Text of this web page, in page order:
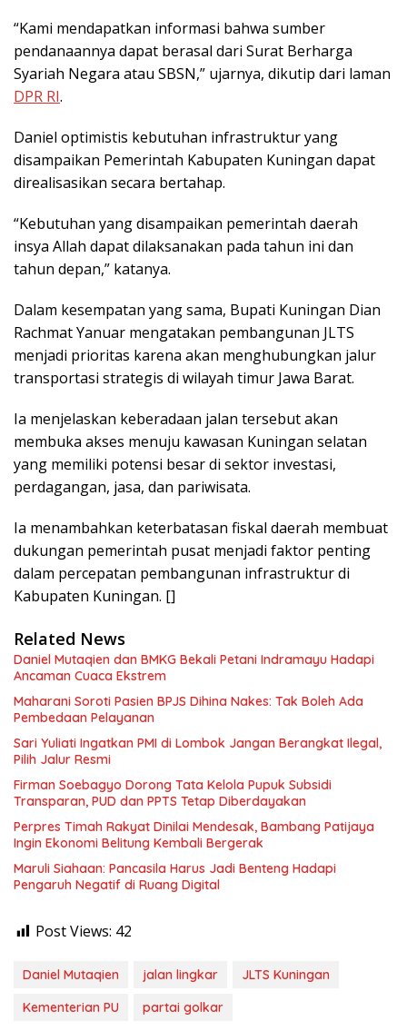
“Kami mendapatkan informasi bahwa sumber
pendanaannya dapat berasal dari Surat Berharga
Syariah Negara atau SBSN,” ujarnya, dikutip dari laman
DPR RI.
Daniel optimistis kebutuhan infrastruktur yang
disampaikan Pemerintah Kabupaten Kuningan dapat
direalisasikan secara bertahap.
“Kebutuhan yang disampaikan pemerintah daerah
insya Allah dapat dilaksanakan pada tahun ini dan
tahun depan,” katanya.
Dalam kesempatan yang sama, Bupati Kuningan Dian
Rachmat Yanuar mengatakan pembangunan JLTS
menjadi prioritas karena akan menghubungkan jalur
transportasi strategis di wilayah timur Jawa Barat.
Ia menjelaskan keberadaan jalan tersebut akan
membuka akses menuju kawasan Kuningan selatan
yang memiliki potensi besar di sektor investasi,
perdagangan, jasa, dan pariwisata.
Ia menambahkan keterbatasan fiskal daerah membuat
dukungan pemerintah pusat menjadi faktor penting
dalam percepatan pembangunan infrastruktur di
Kabupaten Kuningan. []
Related News
Daniel Mutaqien dan BMKG Bekali Petani Indramayu Hadapi
Ancaman Cuaca Ekstrem
Maharani Soroti Pasien BPJS Dihina Nakes: Tak Boleh Ada
Pembedaan Pelayanan
Sari Yuliati Ingatkan PMI di Lombok Jangan Berangkat Ilegal,
Pilih Jalur Resmi
Firman Soebagyo Dorong Tata Kelola Pupuk Subsidi
Transparan, PUD dan PPTS Tetap Diberdayakan
Perpres Timah Rakyat Dinilai Mendesak, Bambang Patijaya
Ingin Ekonomi Belitung Kembali Bergerak
Maruli Siahaan: Pancasila Harus Jadi Benteng Hadapi
Pengaruh Negatif di Ruang Digital
Post Views: 42
Daniel Mutaqien jalan lingkar
JLTS Kuningan
Kementerian PU
partai golkar